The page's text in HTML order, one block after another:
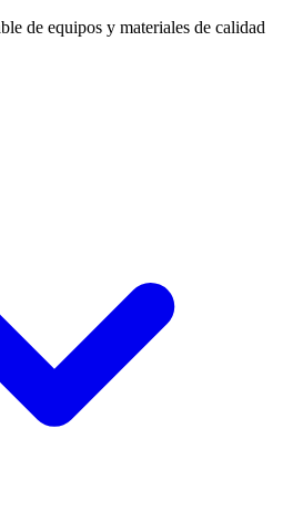
de equipos y materiales de calidad